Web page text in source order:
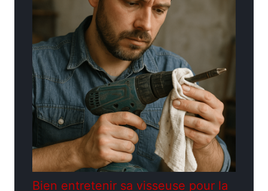
Bien entretenir sa visseuse pour la